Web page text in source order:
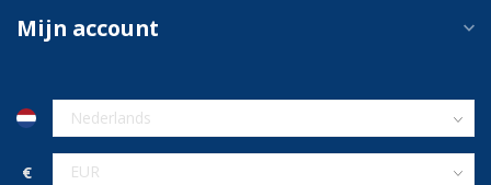
Mijn account
€